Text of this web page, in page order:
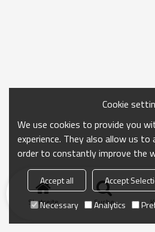
Startseite Suche
Cookie
We use cookies to provide you
experience. They also allow us to
order to constantly improve the
Accept all Accept
Necessary
Analytics